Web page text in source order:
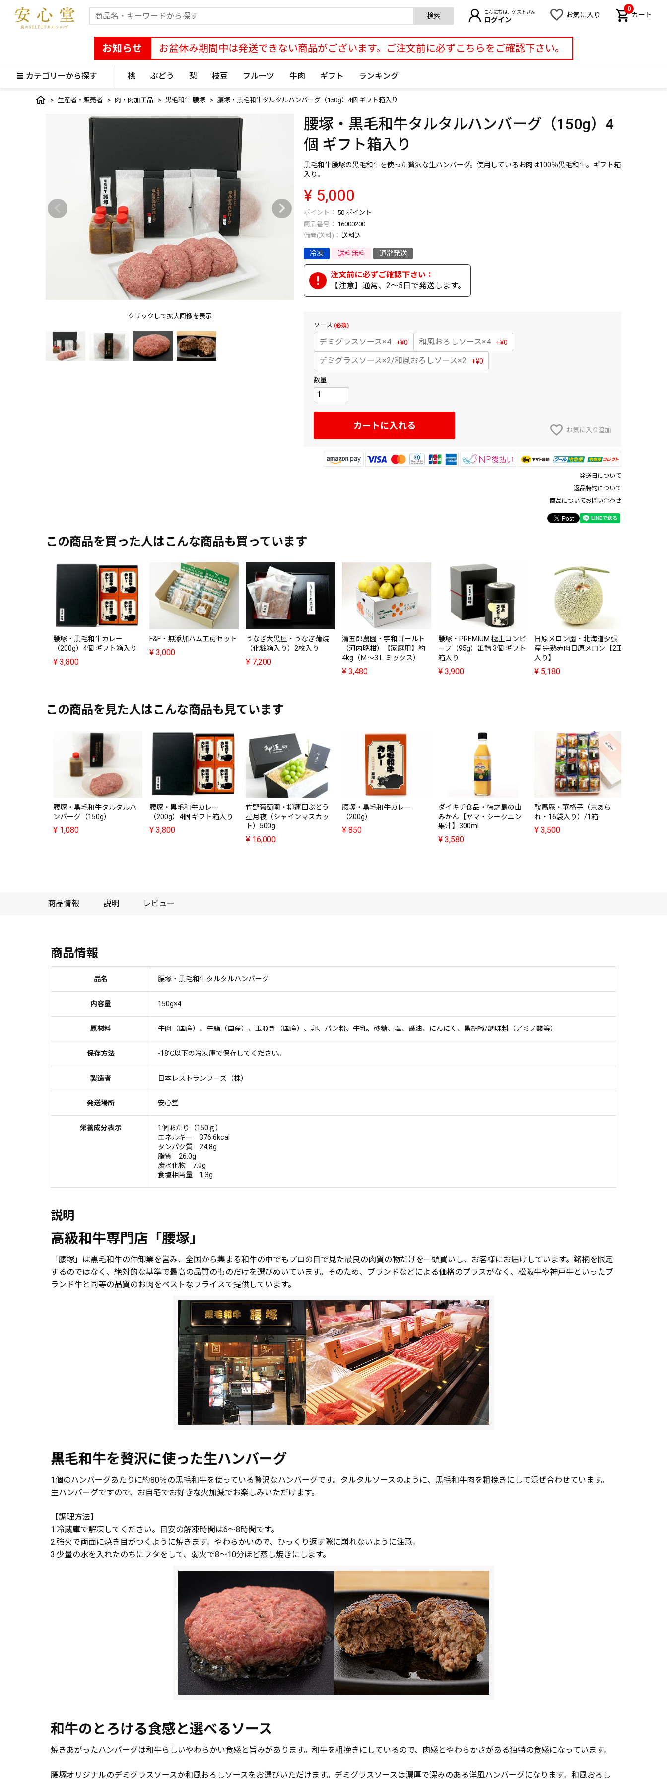
検索 こんにちは、ゲストさん
ログイン
お気に入り カート
0
お知らせ お盆休み期間中は発送できない商品がございます。ご注文前に必ずこちらをご確認下さい。
カテゴリーから探す 桃 ぶどう 梨 枝豆 フルーツ 牛肉 ギフト ランキング
生産者・販売者 肉・肉加工品 黒毛和牛 腰塚 腰塚・黒毛和牛タルタルハンバーグ（150g）4個 ギフト箱入り
クリックして拡大画像を表示
腰塚・黒毛和牛タルタルハンバーグ（150g）4
個 ギフト箱入り
黒毛和牛腰塚の黒毛和牛を使った贅沢な生ハンバーグ。使用しているお肉は100％黒毛和牛。ギフト箱
入り。
¥ 5,000
50 ポイント
商品番号
16000200
送料込
冷凍 送料無料 通常発送
【注意】通常、2～5日で発送します。
ソース (必須)
デミグラスソース×4 +¥0 和風おろしソース×4 +¥0
デミグラスソース×2/和風おろしソース×2 +¥0
お気に入り追加
カートに入れる
発送日について
返品特約について
商品についてお問い合わせ
この商品を買った人はこんな商品も買っています
腰塚・黒毛和牛カレー
（200g）4個 ギフト箱入り
¥ 3,800
F&F・無添加ハム工房セット
¥ 3,000
うなぎ大黒屋・うなぎ蒲焼
（化粧箱入り）2枚入り
¥ 7,200
清五郎農園・宇和ゴールド
（河内晩柑）【家庭用】約
4kg（Ｍ～3Ｌミックス）
¥ 3,480
腰塚・PREMIUM 極上コンビ
ーフ（95g）缶詰 3個 ギフト
箱入り
¥ 3,900
日原メロン園・北海道夕張
産 完熟赤肉日原メロン【2玉
入り】
¥ 5,180
この商品を見た人はこんな商品も見ています
腰塚・黒毛和牛タルタルハ
ンバーグ（150g）
¥ 1,080
腰塚・黒毛和牛カレー
（200g）4個 ギフト箱入り
¥ 3,800
竹野葡萄園・柳蓮田ぶどう
星月夜（シャインマスカッ
ト）500g
¥ 16,000
腰塚・黒毛和牛カレー
（200g）
¥ 850
ダイキチ食品・徳之島の山
みかん【ヤマ・シークニン
果汁】300ml
¥ 3,580
鞍馬庵・華格子（京あら
れ・16袋入り）/1箱
¥ 3,500
商品情報 説明 レビュー
商品情報
品名 腰塚・黒毛和牛タルタルハンバーグ
内容量 150g×4
原材料 牛肉（国産）、牛脂（国産）、玉ねぎ（国産）、卵、パン粉、牛乳、砂糖、塩、醤油、にんにく、黒胡椒/調味料（アミノ酸等）
保存方法 -18℃以下の冷凍庫で保存してください。
製造者 日本レストランフーズ（株）
発送場所 安心堂
栄養成分表示
1個あたり（150ｇ）
エネルギー 376.6kcal
タンパク質 24.8g
脂質 26.0g
炭水化物 7.0g
食塩相当量 1.3g
説明
高級和牛専門店「腰塚」
「腰塚」は黒毛和牛の仲卸業を営み、全国から集まる和牛の中でもプロの目で見た最良の肉質の物だけを一頭買いし、お客様にお届けしています。銘柄を限定
するのではなく、絶対的な基準で最高の品質のものだけを選びぬいています。そのため、ブランドなどによる価格のプラスがなく、松阪牛や神戸牛といったブ
ランド牛と同等の品質のお肉をベストなプライスで提供しています。
黒毛和牛を贅沢に使った生ハンバーグ
1個のハンバーグあたりに約80％の黒毛和牛を使っている贅沢なハンバーグです。タルタルソースのように、黒毛和牛肉を粗挽きにして混ぜ合わせています。
生ハンバーグですので、お自宅でお好きな火加減でお楽しみいただけます。
【調理方法】
1.冷蔵庫で解凍してください。目安の解凍時間は6～8時間です。
2.強火で両面に焼き目がつくように焼きます。やわらかいので、ひっくり返す際に崩れないように注意。
3.少量の水を入れたのちにフタをして、弱火で8～10分ほど蒸し焼きにします。
和牛のとろける食感と選べるソース
焼きあがったハンバーグは和牛らしいやわらかい食感と旨みがあります。和牛を粗挽きにしているので、肉感とやわらかさがある独特の食感になっています。
腰塚オリジナルのデミグラスソースか和風おろしソースをお選びいただけます。デミグラスソースは濃厚で深みのある洋風ハンバーグになります。和風おろし